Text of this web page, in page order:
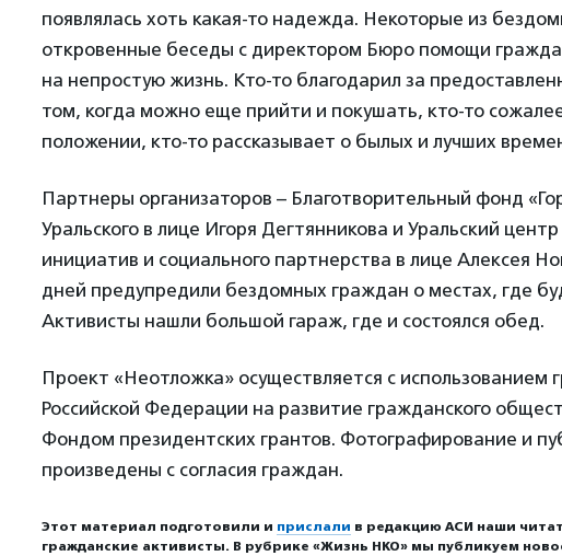
появлялась хоть какая-то надежда. Некоторые из
откровенные беседы с директором Бюро помощи
на непростую жизнь. Кто-то благодарил за
том, когда можно еще прийти и покушать, кто-то
положении, кто-то рассказывает о былых и лучших
Партнеры организаторов – Благотворительный фонд
Уральского в лице Игоря Дегтянникова и Уральский
инициатив и социального партнерства в лице Алексея
дней предупредили бездомных граждан о местах, где
Активисты нашли большой гараж, где и состоялся обед.
Проект «Неотложка» осуществляется с использованием
Российской Федерации на развитие гражданского
Фондом президентских грантов. Фотографирование и
произведены с согласия граждан.
Этот материал подготовили и прислали в редакцию АСИ наши
гражданские активисты. В рубрике «Жизнь НКО» мы публикуем